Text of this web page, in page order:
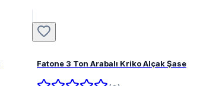
Fatone 3 Ton Arabalı Kriko Alçak Şase